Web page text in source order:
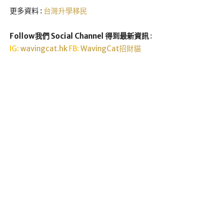
更多資料 : 台灣升學移民
Follow我們 Social Channel 得到最新資訊 :
IG: wavingcat.hkFB: WavingCat招財貓